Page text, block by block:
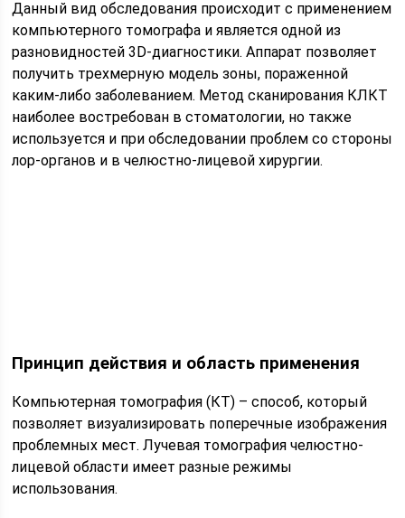
Данный вид обследования происходит с применением
компьютерного томографа и является одной из
разновидностей 3D-диагностики. Аппарат позволяет
получить трехмерную модель зоны, пораженной
каким-либо заболеванием. Метод сканирования КЛКТ
наиболее востребован в стоматологии, но также
используется и при обследовании проблем со стороны
лор-органов и в челюстно-лицевой хирургии.
Принцип действия и область применения
Компьютерная томография (КТ) – способ, который
позволяет визуализировать поперечные изображения
проблемных мест. Лучевая томография челюстно-
лицевой области имеет разные режимы
использования.